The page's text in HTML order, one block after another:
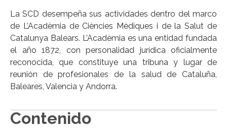
La SCD desempeña sus actividades dentro del marco
de L’Acadèmia de Ciències Mèdiques i de la Salut de
Catalunya Balears. L’Acadèmia es una entidad fundada
el año 1872, con personalidad jurídica oficialmente
reconocida, que constituye una tribuna y lugar de
reunión de profesionales de la salud de Cataluña,
Baleares, Valencia y Andorra.
Contenido